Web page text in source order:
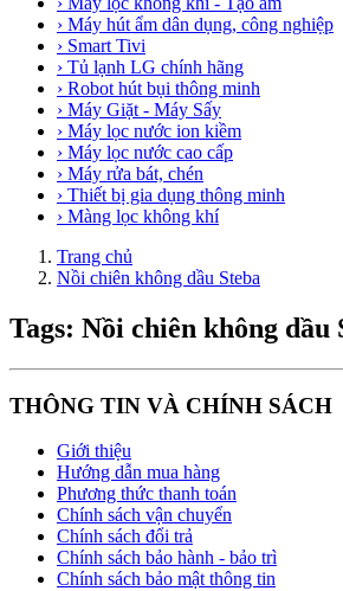
› Máy hút ẩm dân dụng, công nghiệp
› Smart Tivi
› Tủ lạnh LG chính hãng
› Robot hút bụi thông minh
› Máy Giặt - Máy Sấy
› Máy lọc nước ion kiềm
› Máy lọc nước cao cấp
› Máy rửa bát, chén
› Thiết bị gia dụng thông minh
› Màng lọc không khí
Trang chủ
Nồi chiên không dầu Steba
Tags: Nồi chiên không dầu
THÔNG TIN VÀ CHÍNH SÁCH
Giới thiệu
Hướng dẫn mua hàng
Phương thức thanh toán
Chính sách vận chuyển
Chính sách đổi trả
Chính sách bảo hành - bảo trì
Chính sách bảo mật thông tin